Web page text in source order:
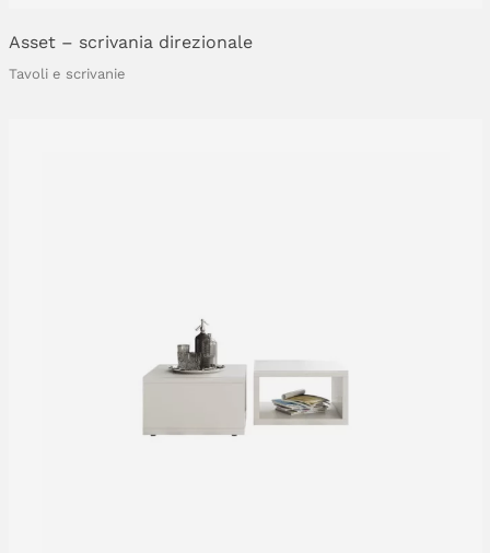
Asset – scrivania direzionale
Tavoli e scrivanie